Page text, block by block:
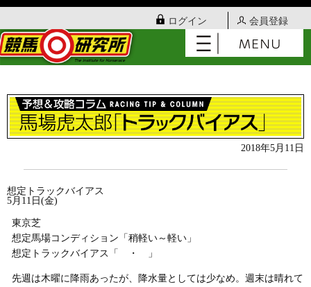
ログイン 会員登録
2018年5月11日
想定トラックバイアス
5月11日(金)
東京芝
想定馬場コンディション「稍軽い～軽い」
想定トラックバイアス「 ・ 」
先週は木曜に降雨あったが、降水量としては少なめ。週末は晴れて